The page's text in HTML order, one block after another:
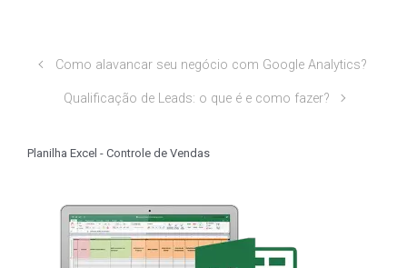
Como alavancar seu negócio com Google Analytics?
Qualificação de Leads: o que é e como fazer?
Planilha Excel - Controle de Vendas